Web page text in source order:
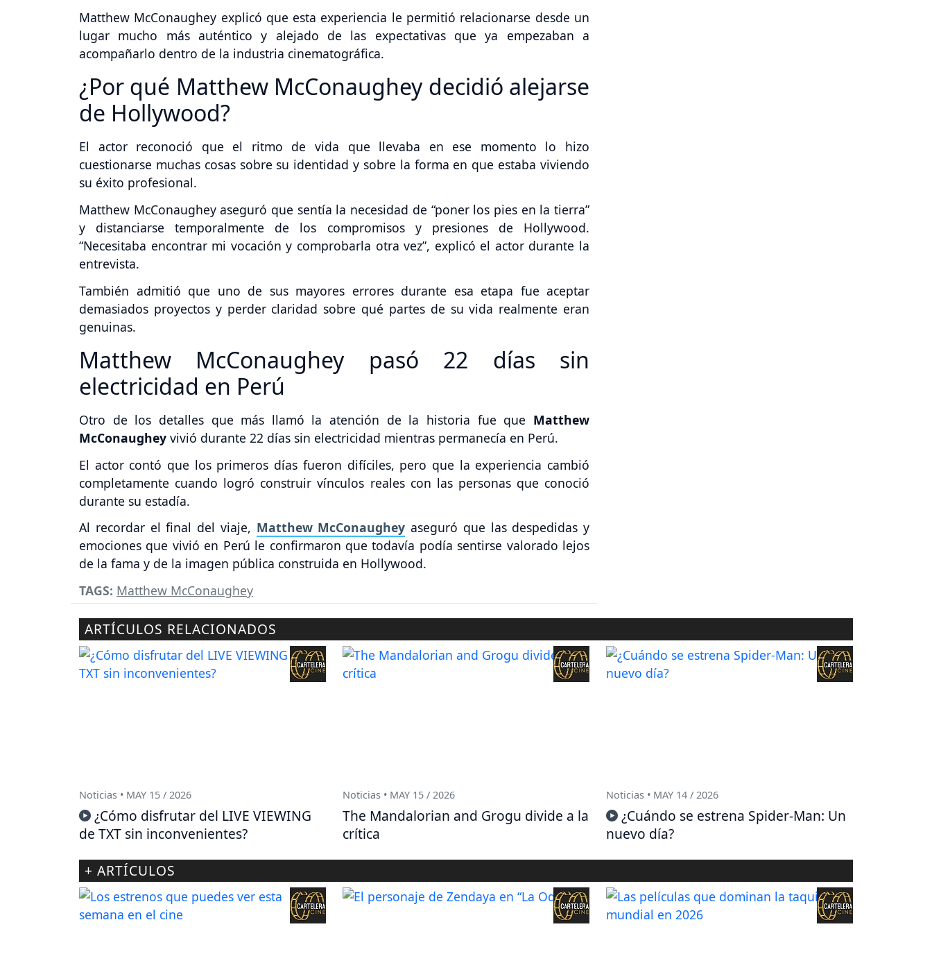
Matthew McConaughey explicó que esta experiencia le permitió relacionarse desde un
lugar mucho más auténtico y alejado de las expectativas que ya empezaban a
acompañarlo dentro de la industria cinematográfica.
¿Por qué Matthew McConaughey decidió alejarse
de Hollywood?
El actor reconoció que el ritmo de vida que llevaba en ese momento lo hizo
cuestionarse muchas cosas sobre su identidad y sobre la forma en que estaba viviendo
su éxito profesional.
Matthew McConaughey aseguró que sentía la necesidad de “poner los pies en la tierra”
y distanciarse temporalmente de los compromisos y presiones de Hollywood.
“Necesitaba encontrar mi vocación y comprobarla otra vez”, explicó el actor durante la
entrevista.
También admitió que uno de sus mayores errores durante esa etapa fue aceptar
demasiados proyectos y perder claridad sobre qué partes de su vida realmente eran
genuinas.
Matthew McConaughey pasó 22 días sin
electricidad en Perú
Otro de los detalles que más llamó la atención de la historia fue que Matthew
McConaughey vivió durante 22 días sin electricidad mientras permanecía en Perú.
El actor contó que los primeros días fueron difíciles, pero que la experiencia cambió
completamente cuando logró construir vínculos reales con las personas que conoció
durante su estadía.
Al recordar el final del viaje, Matthew McConaughey aseguró que las despedidas y
emociones que vivió en Perú le confirmaron que todavía podía sentirse valorado lejos
de la fama y de la imagen pública construida en Hollywood.
TAGS: Matthew McConaughey
ARTÍCULOS RELACIONADOS
Noticias • MAY 15 / 2026
¿Cómo disfrutar del LIVE VIEWING
de TXT sin inconvenientes?
Noticias • MAY 15 / 2026
The Mandalorian and Grogu divide a la
crítica
Noticias • MAY 14 / 2026
¿Cuándo se estrena Spider-Man: Un
nuevo día?
+ ARTÍCULOS